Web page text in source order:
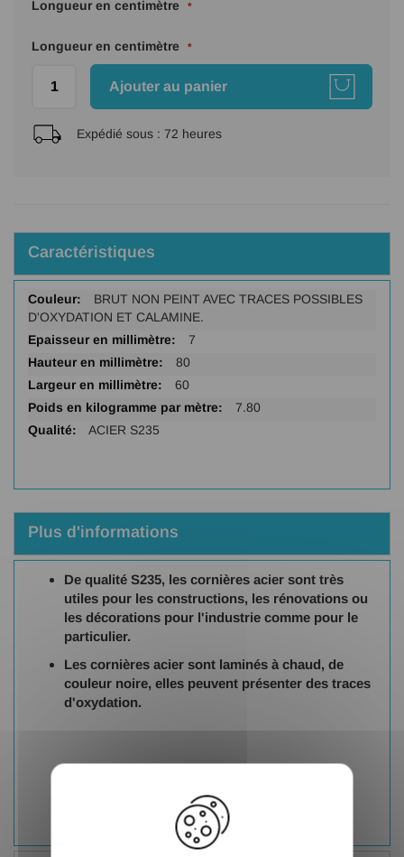
Longueur en centimètre
Longueur en centimètre
Ajouter au panier
Expédié sous : 72 heures
Caractéristiques
Plus
d'infos
BRUT NON PEINT AVEC TRACES POSSIBLES
D'OXYDATION ET CALAMINE.
7
80
60
7.80
ACIER S235
Plus d'informations
De qualité S235, les cornières acier sont très
utiles pour les constructions, les rénovations ou
les décorations pour l'industrie comme pour le
particulier.
Les cornières acier sont laminés à chaud, de
couleur noire, elles peuvent présenter des traces
d'oxydation.